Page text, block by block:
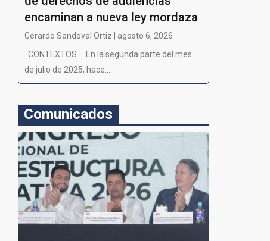
encaminan a nueva ley mordaza
Gerardo Sandoval Ortiz | agosto 6, 2026
CONTEXTOS En la segunda parte del mes
de julio de 2025, hace...
Comunicados